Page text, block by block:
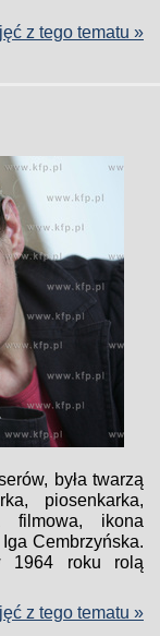
z tego tematu »
była twarzą
piosenkarka,
filmowa, ikona
Cembrzyńska.
1964 roku rolą
z tego tematu »